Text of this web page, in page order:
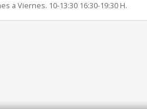
a Viernes. 10-13:30 16:30-19:30 H.